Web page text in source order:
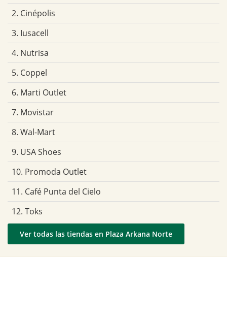
2. Cinépolis
3. Iusacell
4. Nutrisa
5. Coppel
6. Marti Outlet
7. Movistar
8. Wal-Mart
9. USA Shoes
10. Promoda Outlet
11. Café Punta del Cielo
12. Toks
Ver todas las tiendas en Plaza Arkana Norte